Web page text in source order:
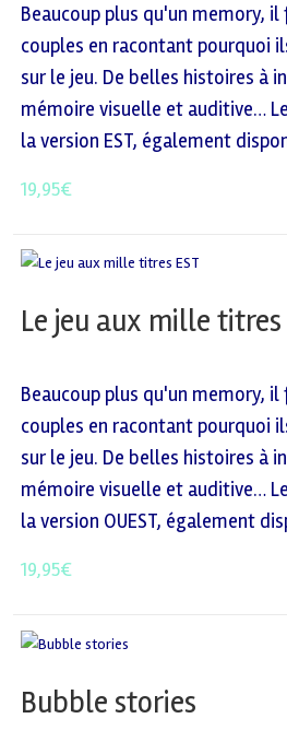
Beaucoup plus qu'un memory,
couples en racontant pourquoi
sur le jeu. De belles histoires à
mémoire visuelle et auditive…
la version EST, également
19,95€
Le jeu aux mille titres
Beaucoup plus qu'un memory,
couples en racontant pourquoi
sur le jeu. De belles histoires à
mémoire visuelle et auditive…
la version OUEST, également
19,95€
Bubble stories